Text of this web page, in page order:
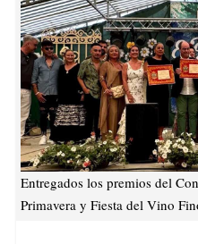
Entregados los premios del
Primavera y Fiesta del Vino